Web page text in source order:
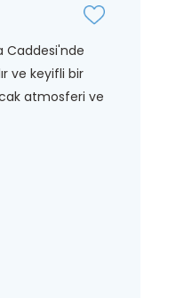
Caddesi'nde
ve keyifli bir
atmosferi ve